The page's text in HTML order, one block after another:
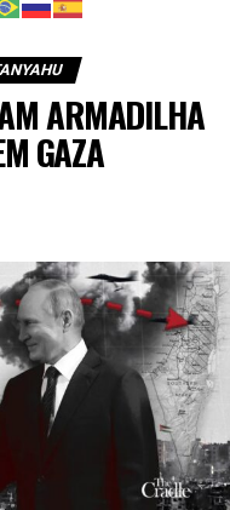
ARMADILHA
GAZA